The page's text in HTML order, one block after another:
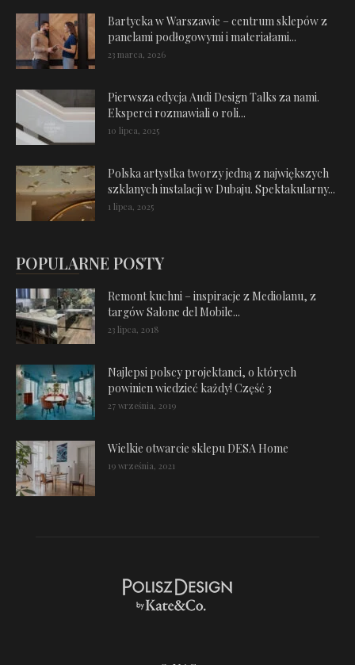
Bartycka w Warszawie – centrum sklepów z
panelami podłogowymi i materiałami...
23 marca, 2026
Pierwsza edycja Audi Design Talks za nami.
Eksperci rozmawiali o roli...
10 lipca, 2025
Polska artystka tworzy jedną z największych
szklanych instalacji w Dubaju. Spektakularny...
1 lipca, 2025
POPULARNE POSTY
Remont kuchni – inspiracje z Mediolanu, z
targów Salone del Mobile...
23 lipca, 2018
Najlepsi polscy projektanci, o których
powinien wiedzieć każdy! Część 3
27 września, 2019
Wielkie otwarcie sklepu DESA Home
19 września, 2021